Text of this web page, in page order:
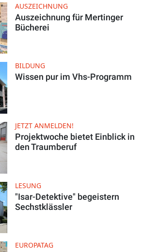
AUSZEICHNUNG
Auszeichnung für Mertinger
Bücherei
BILDUNG
Wissen pur im Vhs-Programm
JETZT ANMELDEN!
Projektwoche bietet Einblick in
den Traumberuf
LESUNG
"Isar-Detektive" begeistern
Sechstklässler
EUROPATAG